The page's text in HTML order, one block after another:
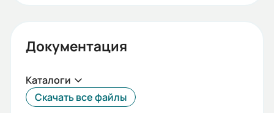
Мп/Мн:
2,1
Длина сердечника статора:
Документация
Каталоги
Скачать все файлы